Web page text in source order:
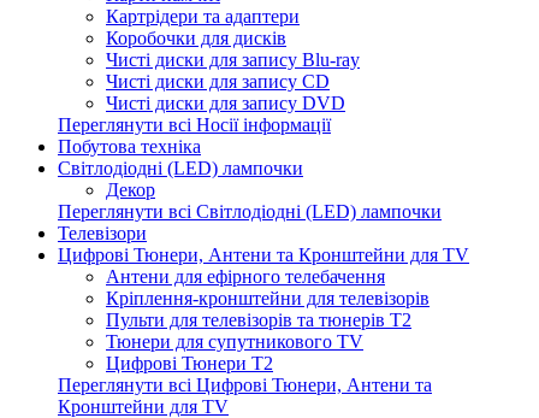
Картрідери та адаптери
Коробочки для дисків
Чисті диски для запису Blu-ray
Чисті диски для запису CD
Чисті диски для запису DVD
Переглянути всі Носії інформації
Побутова техніка
Світлодіодні (LED) лампочки
Декор
Переглянути всі Світлодіодні (LED) лампочки
Телевізори
Цифрові Тюнери, Антени та Кронштейни для TV
Антени для ефірного телебачення
Кріплення-кронштейни для телевізорів
Пульти для телевізорів та тюнерів T2
Тюнери для супутникового TV
Цифрові Тюнери T2
Переглянути всі Цифрові Тюнери, Антени та
Кронштейни для TV